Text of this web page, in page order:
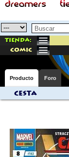
Tienda:
comic
Producto Foro
Cesta